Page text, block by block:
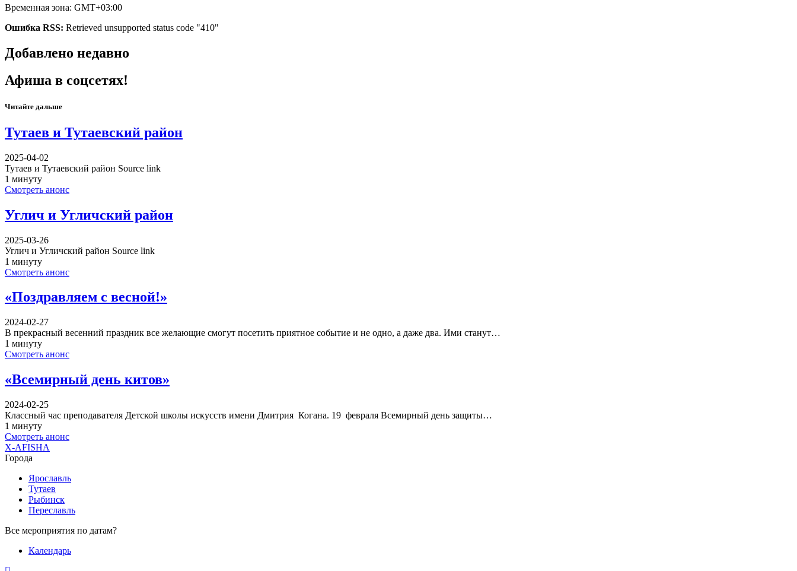
Временная зона: GMT+03:00
Ошибка RSS: Retrieved unsupported status code "410"
Добавлено недавно
Афиша в соцсетях!
Читайте дальше
Тутаев и Тутаевский район
2025-04-02
Тутаев и Тутаевский район Source link
1 минуту
Смотреть анонс
Углич и Угличский район
2025-03-26
Углич и Угличский район Source link
1 минуту
Смотреть анонс
«Поздравляем с весной!»
2024-02-27
В прекрасный весенний праздник все желающие смогут посетить приятное событие и не одно, а даже два. Ими станут…
1 минуту
Смотреть анонс
«Всемирный день китов»
2024-02-25
Классный час преподавателя Детской школы искусств имени Дмитрия Когана. 19 февраля Всемирный день защиты…
1 минуту
Смотреть анонс
X-AFISHA
Города
Ярославль
Тутаев
Рыбинск
Переславль
Все мероприятия по датам?
Календарь